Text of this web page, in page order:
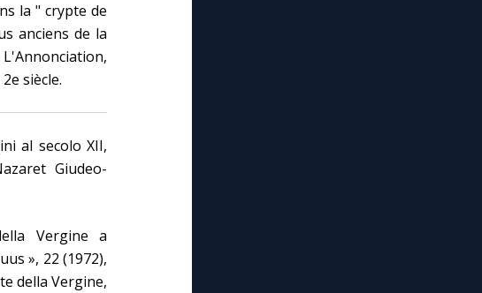
la " crypte de
anciens de la
siècle.
al secolo XII,
Giudeo-
Vergine a
», 22 (1972),
della Vergine,